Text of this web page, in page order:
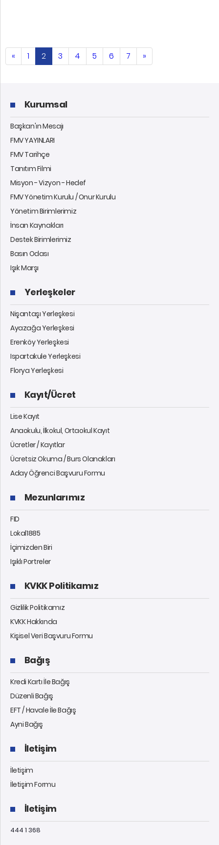
« 1 2 3 4 5 6 7 »
Kurumsal
Başkan'ın Mesajı
FMV YAYINLARI
FMV Tarihçe
Tanıtım Filmi
Misyon - Vizyon - Hedef
FMV Yönetim Kurulu / Onur Kurulu
Yönetim Birimlerimiz
İnsan Kaynakları
Destek Birimlerimiz
Basın Odası
Işık Marşı
Yerleşkeler
Nişantaşı Yerleşkesi
Ayazağa Yerleşkesi
Erenköy Yerleşkesi
Ispartakule Yerleşkesi
Florya Yerleşkesi
Kayıt/Ücret
Lise Kayıt
Anaokulu, İlkokul, Ortaokul Kayıt
Ücretler / Kayıtlar
Ücretsiz Okuma / Burs Olanakları
Aday Öğrenci Başvuru Formu
Mezunlarımız
FID
Lokal1885
İçimizden Biri
Işıklı Portreler
KVKK Politikamız
Gizlilik Politikamız
KVKK Hakkında
Kişisel Veri Başvuru Formu
Bağış
Kredi Kartı İle Bağış
Düzenli Bağış
EFT / Havale İle Bağış
Ayni Bağış
İletişim
İletişim
İletişim Formu
İletişim
444 1 368